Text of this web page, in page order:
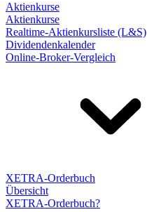
Aktienkurse
Aktienkurse
Realtime-Aktienkursliste (L&S)
Dividendenkalender
Online-Broker-Vergleich
XETRA-Orderbuch
Übersicht
XETRA-Orderbuch?